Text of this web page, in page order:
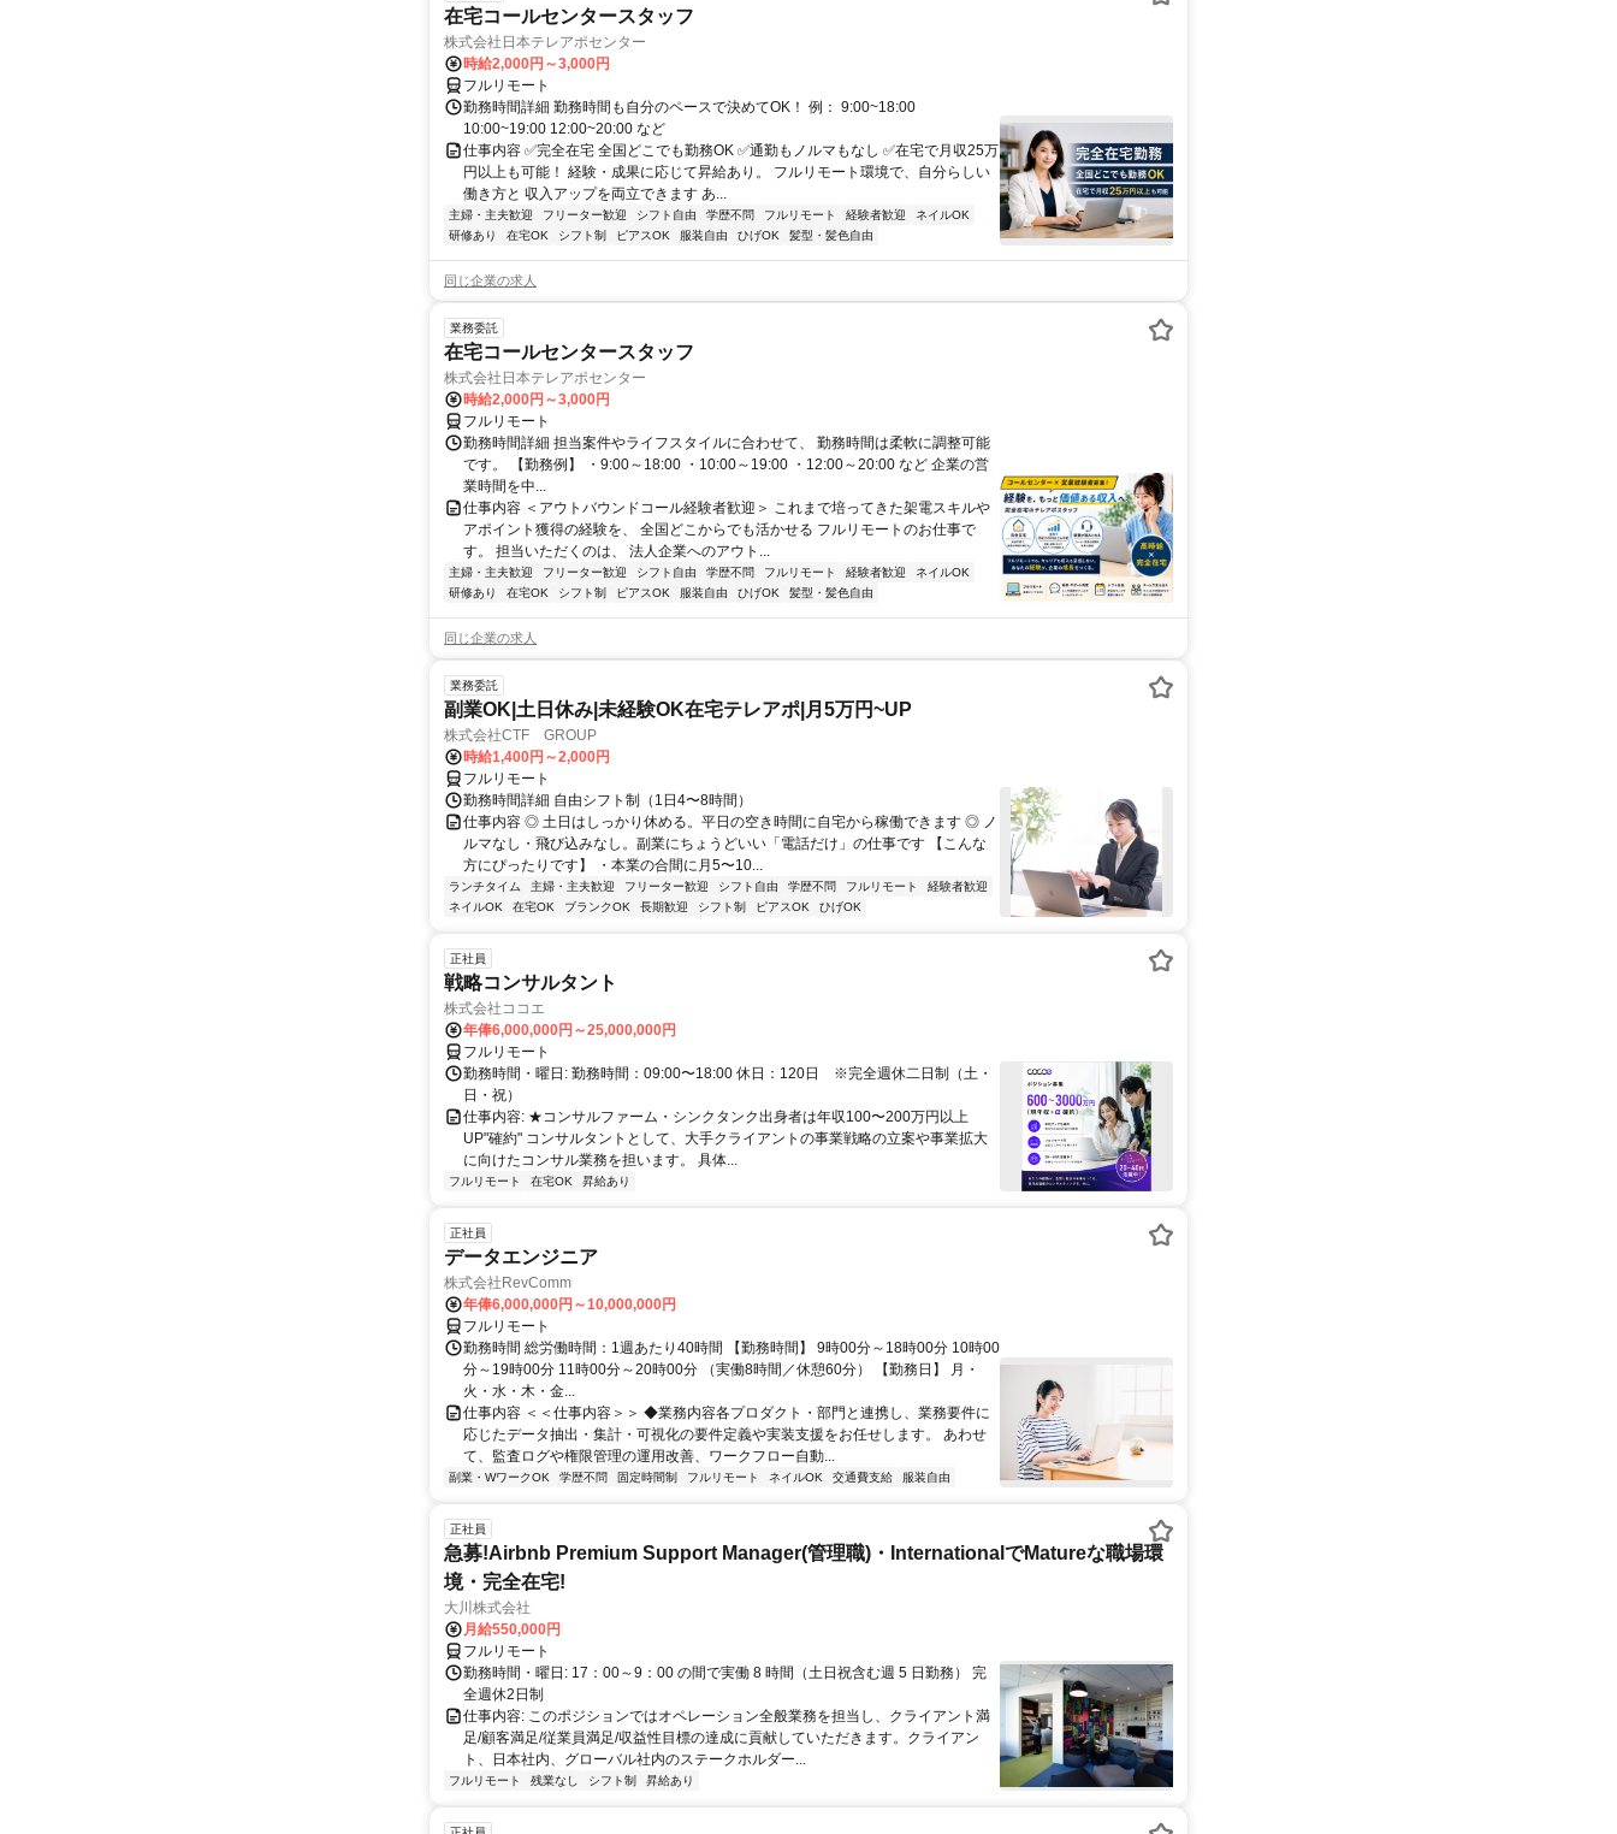
在宅コールセンタースタッフ
株式会社日本テレアポセンター
時給2,000円～3,000円
フルリモート
勤務時間詳細 勤務時間も自分のペースで決めてOK！ 例： 9:00~18:00
10:00~19:00 12:00~20:00 など
仕事内容 ✅完全在宅 全国どこでも勤務OK ✅通勤もノルマもなし ✅在宅で月収25万
円以上も可能！ 経験・成果に応じて昇給あり。 フルリモート環境で、自分らしい
働き方と 収入アップを両立できます あ...
主婦・主夫歓迎 フリーター歓迎 シフト自由 学歴不問 フルリモート 経験者歓迎
ネイルOK
研修あり
在宅OK シフト制 ピアスOK 服装自由 ひげOK 髪型・髪色自由
同じ企業の求人
業務委託
在宅コールセンタースタッフ
株式会社日本テレアポセンター
時給2,000円～3,000円
フルリモート
勤務時間詳細 担当案件やライフスタイルに合わせて、 勤務時間は柔軟に調整可能
です。 【勤務例】 ・9:00～18:00 ・10:00～19:00 ・12:00～20:00 など 企業の営
業時間を中...
仕事内容 ＜アウトバウンドコール経験者歓迎＞ これまで培ってきた架電スキルや
アポイント獲得の経験を、 全国どこからでも活かせる フルリモートのお仕事で
す。 担当いただくのは、 法人企業へのアウト...
主婦・主夫歓迎 フリーター歓迎 シフト自由 学歴不問 フルリモート 経験者歓迎
ネイルOK
研修あり
在宅OK シフト制 ピアスOK 服装自由 ひげOK 髪型・髪色自由
同じ企業の求人
業務委託
副業OK|土日休み|未経験OK在宅テレアポ|月5万円~UP
株式会社CTF GROUP
時給1,400円～2,000円
フルリモート
勤務時間詳細 自由シフト制（1日4〜8時間）
仕事内容 ◎ 土日はしっかり休める。平日の空き時間に自宅から稼働できます ◎ ノ
ルマなし・飛び込みなし。副業にちょうどいい「電話だけ」の仕事です 【こんな
方にぴったりです】 ・本業の合間に月5〜10...
ランチタイム 主婦・主夫歓迎 フリーター歓迎 シフト自由 学歴不問 フルリモート
経験者歓迎
ネイルOK
在宅OK ブランクOK 長期歓迎 シフト制 ピアスOK ひげOK
正社員
戦略コンサルタント
株式会社ココエ
年俸6,000,000円～25,000,000円
フルリモート
勤務時間・曜日: 勤務時間：09:00〜18:00 休日：120日 ※完全週休二日制（土・
日・祝）
仕事内容: ★コンサルファーム・シンクタンク出身者は年収100〜200万円以上
UP"確約" コンサルタントとして、大手クライアントの事業戦略の立案や事業拡大
に向けたコンサル業務を担います。 具体...
フルリモート 在宅OK 昇給あり
正社員
データエンジニア
株式会社RevComm
年俸6,000,000円～10,000,000円
フルリモート
勤務時間 総労働時間：1週あたり40時間 【勤務時間】 9時00分～18時00分 10時00
分～19時00分 11時00分～20時00分 （実働8時間／休憩60分） 【勤務日】 月・
火・水・木・金...
仕事内容 ＜＜仕事内容＞＞ ◆業務内容各プロダクト・部門と連携し、業務要件に
応じたデータ抽出・集計・可視化の要件定義や実装支援をお任せします。 あわせ
て、監査ログや権限管理の運用改善、ワークフロー自動...
副業・WワークOK 学歴不問 固定時間制 フルリモート ネイルOK 交通費支給 服装自由
正社員
急募!Airbnb Premium Support Manager(管理職)・InternationalでMatureな職場環
境・完全在宅!
大川株式会社
月給550,000円
フルリモート
勤務時間・曜日: 17：00～9：00 の間で実働 8 時間（土日祝含む週 5 日勤務） 完
全週休2日制
仕事内容: このポジションではオペレーション全般業務を担当し、クライアント満
足/顧客満足/従業員満足/収益性目標の達成に貢献していただきます。クライアン
ト、日本社内、グローバル社内のステークホルダー...
フルリモート 残業なし シフト制 昇給あり